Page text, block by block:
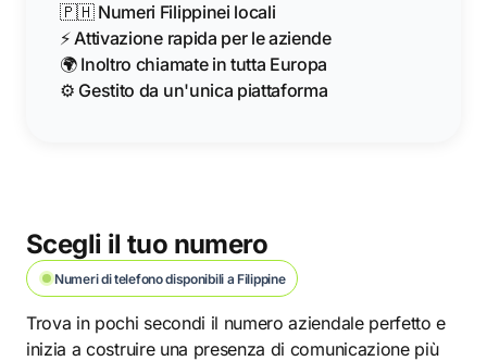
🇵🇭 Numeri Filippinei locali
⚡ Attivazione rapida per le aziende
🌍 Inoltro chiamate in tutta Europa
⚙️ Gestito da un'unica piattaforma
Scegli il tuo numero
Numeri di telefono disponibili a Filippine
Trova in pochi secondi il numero aziendale perfetto e
inizia a costruire una presenza di comunicazione più